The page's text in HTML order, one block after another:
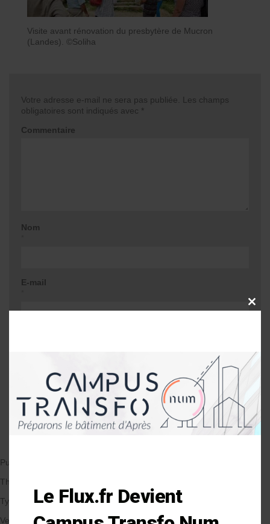
Visite avant rénovation du presbytère de Mucron
(Landes). ©Soliha
Votre adresse e-mail ne sera pas publiée.
Les champs
obligatoires sont indiqués avec *
Commentaire
Nom
E-mail
Me prévenir lors d'une réponse à mon
commentaire
Publié le 28/06/2017
Thématique
Types de Bâtiment
Veille et solutions
CLOSE
Le Flux.fr Devient